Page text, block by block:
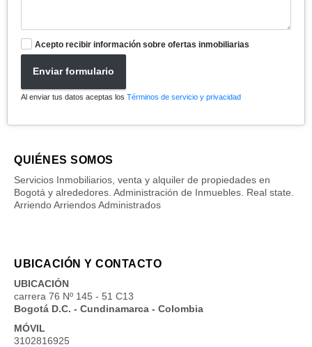
Acepto recibir información sobre ofertas inmobiliarias
Enviar formulario
Al enviar tus datos aceptas los Términos de servicio y privacidad
QUIÉNES SOMOS
Servicios Inmobiliarios, venta y alquiler de propiedades en
Bogotá y alrededores. Administración de Inmuebles. Real state.
Arriendo Arriendos Administrados
UBICACIÓN Y CONTACTO
UBICACIÓN
carrera 76 Nº 145 - 51 C13
Bogotá D.C. - Cundinamarca - Colombia
MÓVIL
3102816925